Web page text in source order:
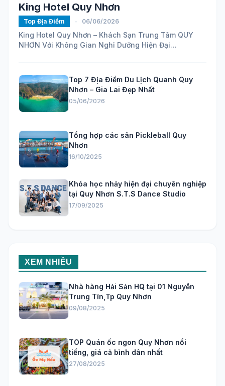
King Hotel Quy Nhơn
Top Địa Điểm - 06/06/2026
King Hotel Quy Nhơn – Khách Sạn Trung Tâm QUY
NHƠN Với Không Gian Nghỉ Dưỡng Hiện Đại
Top 7 Địa Điểm Du Lịch Quanh Quy
Nhơn – Gia Lai Đẹp Nhất
05/06/2026
Tổng hợp các sân Pickleball Quy
Nhơn
16/10/2025
Khóa học nhảy hiện đại chuyên nghiệp
tại Quy Nhơn S.T.S Dance Studio
17/09/2025
XEM NHIỀU
Nhà hàng Hải Sản HQ tại 01 Nguyễn
Trung Tín,Tp Quy Nhơn
09/08/2025
TOP Quán ốc ngon Quy Nhơn nổi
tiếng, giá cả bình dân nhất
27/08/2025